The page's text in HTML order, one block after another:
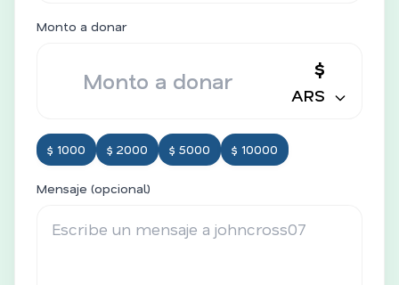
Monto a donar
$
ARS
$ 1000 $ 2000 $ 5000 $ 10000
Mensaje (opcional)